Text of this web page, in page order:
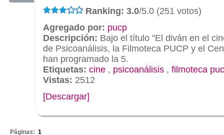
Ranking: 3.0/5.0 (251 votos)
Agregado por: pucp
Descripción: Bajo el título "El diván en el
de Psicoanálisis, la Filmoteca PUCP y el
han programado la 5.
Etiquetas: cine , psicoanálisis , filmoteca
Vistas: 2512
[Descargar]
Páginas: 1